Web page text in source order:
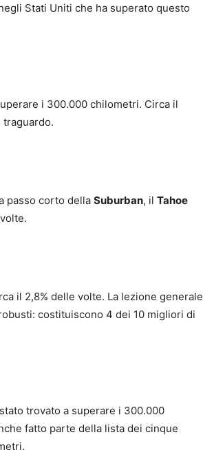
Stati Uniti che ha superato questo
i 300.000 chilometri. Circa il
passo corto della Suburban, il Tahoe
il 2,8% delle volte. La lezione generale
costituiscono 4 dei 10 migliori di
trovato a superare i 300.000
fatto parte della lista dei cinque